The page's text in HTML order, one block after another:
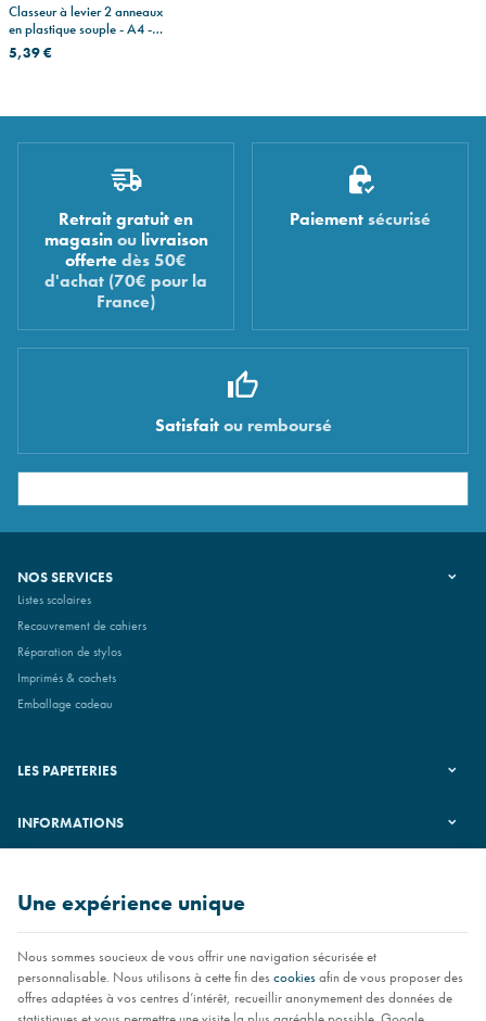
Classeur à levier 2 anneaux
en plastique souple - A4 -
dos 4,5 cm
5,39 €
Retrait gratuit en
magasinou livraison
offerte dès 50€
d'achat (70€ pour la
France)
Paiement sécurisé
Satisfaitou remboursé
NOS SERVICES
Listes scolaires
Recouvrement de cahiers
Réparation de stylos
Imprimés & cachets
Emballage cadeau
LES PAPETERIES
INFORMATIONS
Une expérience unique
Nous sommes soucieux de vous offrir une navigation sécurisée et
personnalisable. Nous utilisons à cette fin descookiesafin de vous proposer des
offres adaptées à vos centres d’intérêt, recueillir anonymement des données de